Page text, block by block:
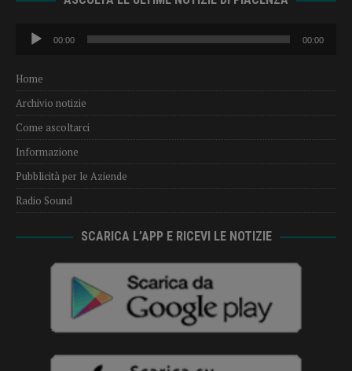
Audio
Player
00:00 00:00
Home
Archivio notizie
Come ascoltarci
Informazione
Pubblicità per le Aziende
Radio Sound
SCARICA L’APP E RICEVI LE NOTIZIE